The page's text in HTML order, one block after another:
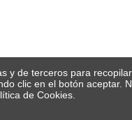
y de terceros para
clic en el botón aceptar.
de Cookies.